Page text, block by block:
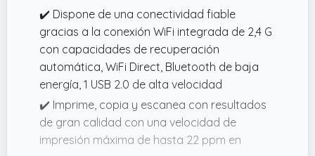
✔️ Dispone de una conectividad fiable
gracias a la conexión WiFi integrada de 2,4 G
con capacidades de recuperación
automática, WiFi Direct, Bluetooth de baja
energía, 1 USB 2.0 de alta velocidad
✔️ Imprime, copia y escanea con resultados
de gran calidad con una velocidad de
impresión máxima de hasta 22 ppm en